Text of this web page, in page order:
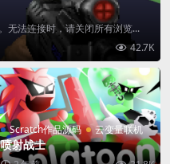
无法连接时，请关闭所有浏览...
42.7K
Scratch作品源码 云变量联机
喷射战士